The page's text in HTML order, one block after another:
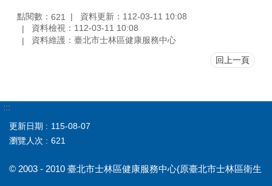
點閱數： 621
資料更新：112-03-11 10:08
資料檢視：112-03-11 10:08
資料維護：臺北市士林區健康服務中心
回上一頁
:::
更新日期
115-08-07
瀏覽人次
621
© 2003 - 2010 臺北市士林區健康服務中心(原臺北市士林區衛生